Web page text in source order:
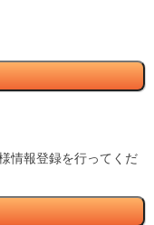
情報登録を行ってくだ